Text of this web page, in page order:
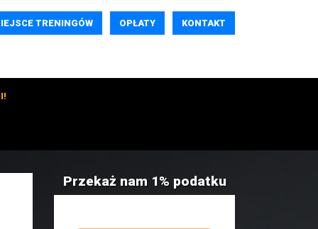
TRENINGÓW OPŁATY KONTAKT
Przekaż nam 1% podatku